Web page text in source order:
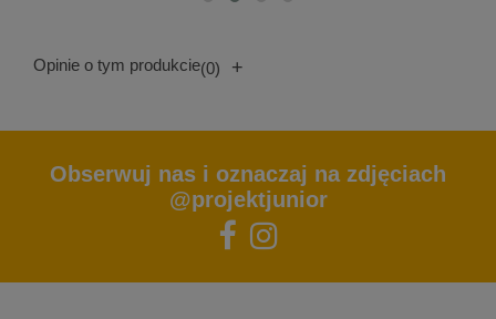
Opinie o tym produkcie(0) +
Obserwuj nas i oznaczaj na zdjęciach
@projektjunior